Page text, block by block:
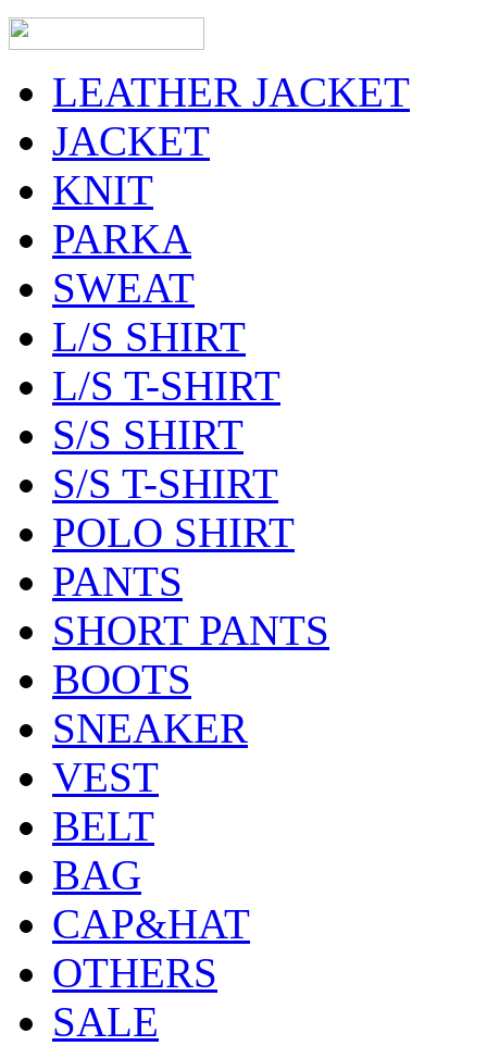
LEATHER JACKET
JACKET
KNIT
PARKA
SWEAT
L/S SHIRT
L/S T-SHIRT
S/S SHIRT
S/S T-SHIRT
POLO SHIRT
PANTS
SHORT PANTS
BOOTS
SNEAKER
VEST
BELT
BAG
CAP&HAT
OTHERS
SALE